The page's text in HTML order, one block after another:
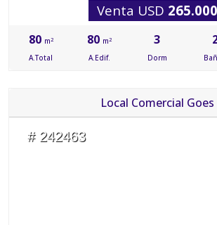
Venta USD 265.000
80 m2
A.Total
80 m2
A.Edif.
3
Dorm
Local Comercial Goes
# 242463